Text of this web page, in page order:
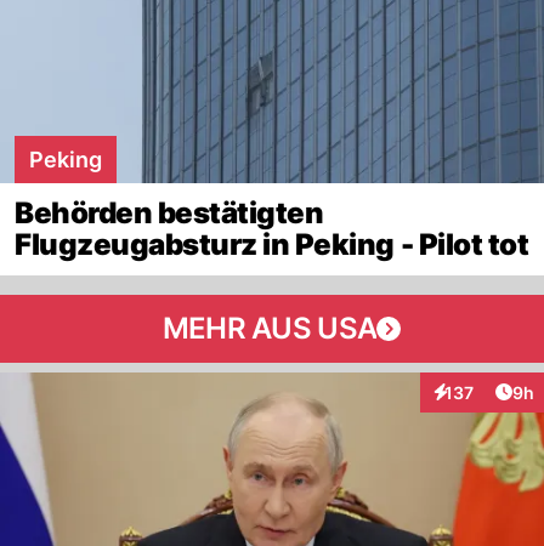
Peking
Behörden bestätigten
Flugzeugabsturz in Peking - Pilot tot
MEHR AUS USA
137
Interaktionen
9h